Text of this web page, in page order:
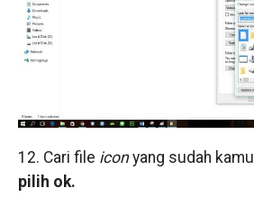
12. Cari file iconyang sudah kamu
pilih ok.